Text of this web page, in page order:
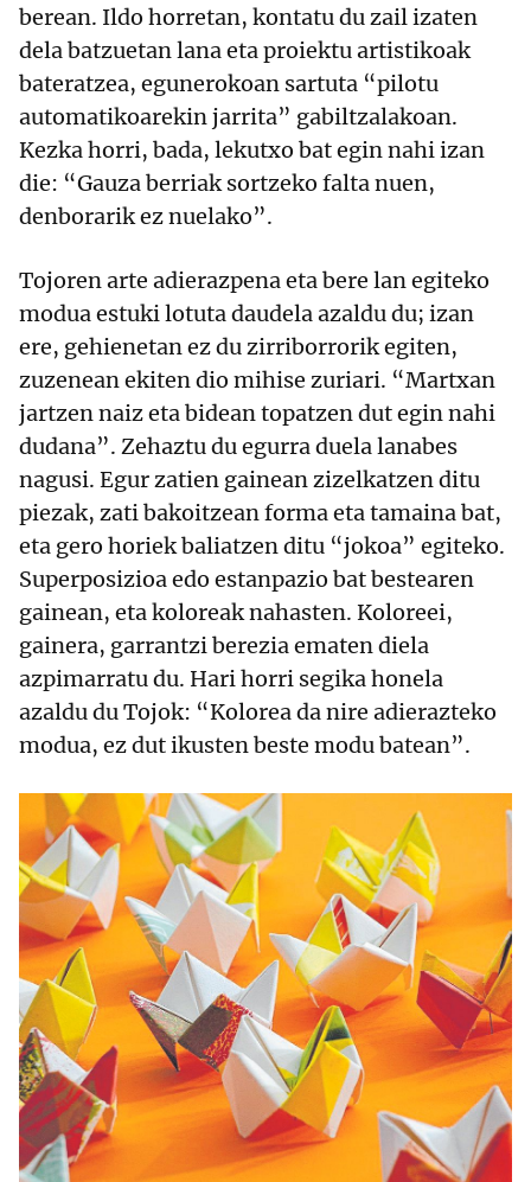
berean. Ildo horretan, kontatu du zail izaten
dela batzuetan lana eta proiektu artistikoak
bateratzea, egunerokoan sartuta “pilotu
automatikoarekin jarrita” gabiltzalakoan.
Kezka horri, bada, lekutxo bat egin nahi izan
die: “Gauza berriak sortzeko falta nuen,
denborarik ez nuelako”.
Tojoren arte adierazpena eta bere lan egiteko
modua estuki lotuta daudela azaldu du; izan
ere, gehienetan ez du zirriborrorik egiten,
zuzenean ekiten dio mihise zuriari. “Martxan
jartzen naiz eta bidean topatzen dut egin nahi
dudana”. Zehaztu du egurra duela lanabes
nagusi. Egur zatien gainean zizelkatzen ditu
piezak, zati bakoitzean forma eta tamaina bat,
eta gero horiek baliatzen ditu “jokoa” egiteko.
Superposizioa edo estanpazio bat bestearen
gainean, eta koloreak nahasten. Koloreei,
gainera, garrantzi berezia ematen diela
azpimarratu du. Hari horri segika honela
azaldu du Tojok: “Kolorea da nire adierazteko
modua, ez dut ikusten beste modu batean”.